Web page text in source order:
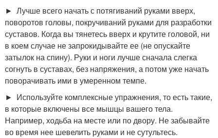
► Лучше всего начать с потягиваний руками вверх,
поворотов головы, покручиваний руками для разработки
суставов. Когда вы тянетесь вверх и крутите головой, ни
в коем случае не запрокидывайте ее (не опускайте
затылок на спину). Руки и ноги лучше сначала слегка
согнуть в суставах, без напряжения, а потом уже начать
поворачивать ими в умеренном темпе.
► Используйте комплексные упражнения, то есть такие,
в которые включены все мышцы вашего тела.
Например, ходьба на месте или по двору. Не забывайте
во время нее шевелить руками и не сутультесь.